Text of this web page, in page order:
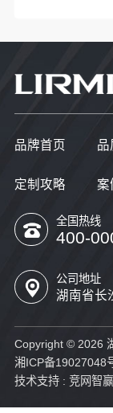
品牌首页 品
定制攻略 案
全国热线
400-
公司地址
湖南省长
Copyright © 2026
湘ICP备19027048
技术支持 : 竞网智赢